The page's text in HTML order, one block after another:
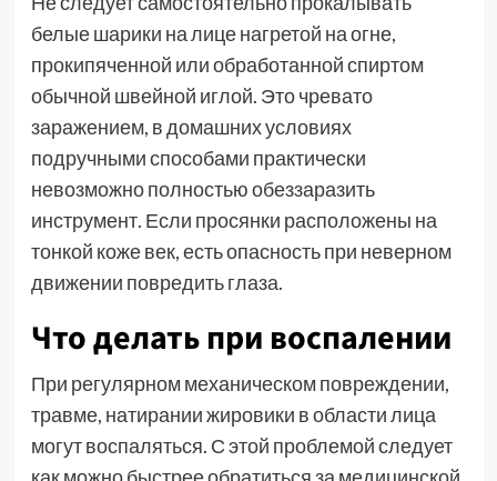
белые шарики на лице нагретой на огне,
прокипяченной или обработанной спиртом
обычной швейной иглой. Это чревато
заражением, в домашних условиях
подручными способами практически
невозможно полностью обеззаразить
инструмент. Если просянки расположены на
тонкой коже век, есть опасность при неверном
движении повредить глаза.
Что делать при воспалении
При регулярном механическом повреждении,
травме, натирании жировики в области лица
могут воспаляться. С этой проблемой следует